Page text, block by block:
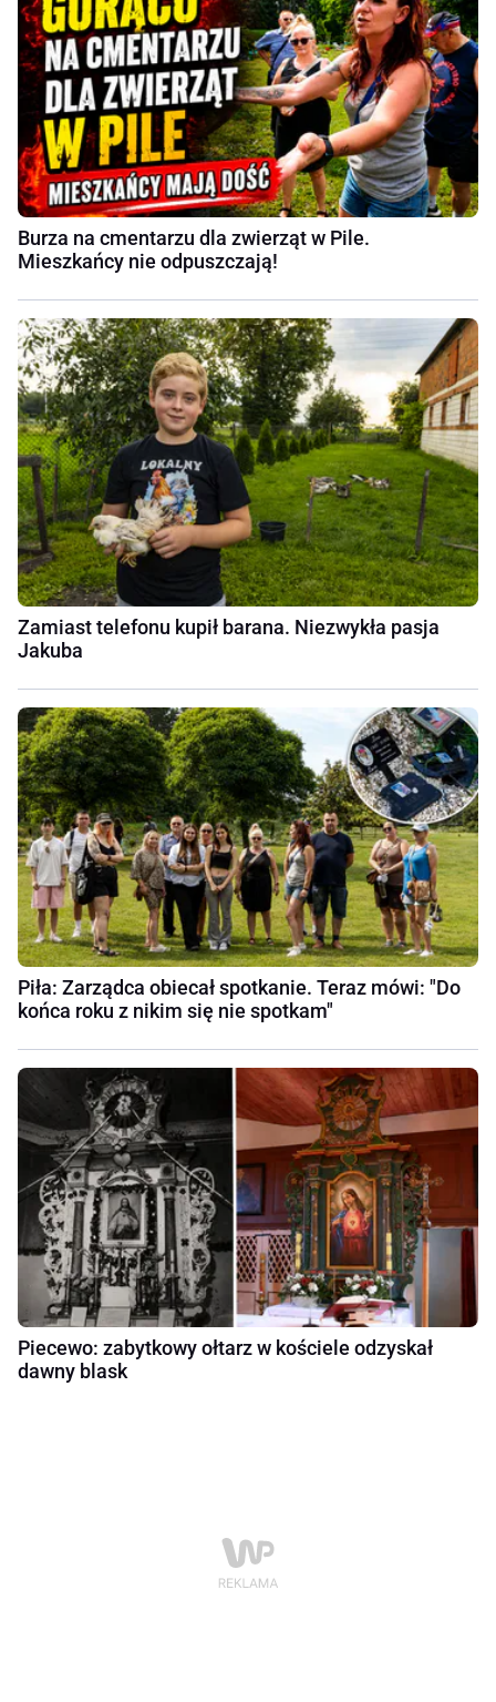
Burza na cmentarzu dla zwierząt w Pile.
Mieszkańcy nie odpuszczają!
Zamiast telefonu kupił barana. Niezwykła pasja
Jakuba
Piła: Zarządca obiecał spotkanie. Teraz mówi: "Do
końca roku z nikim się nie spotkam"
Piecewo: zabytkowy ołtarz w kościele odzyskał
dawny blask